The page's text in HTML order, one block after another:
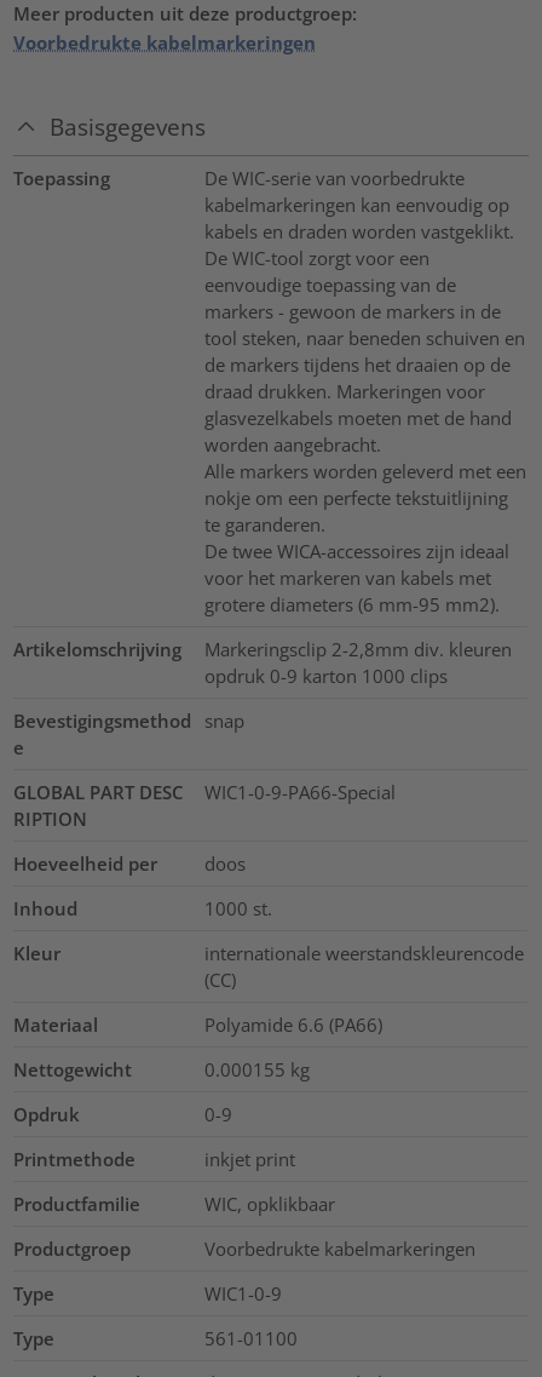
Meer producten uit deze productgroep:
Voorbedrukte kabelmarkeringen
Basisgegevens
Toepassing
De WIC-serie van voorbedrukte
kabelmarkeringen kan eenvoudig op
kabels en draden worden vastgeklikt.
De WIC-tool zorgt voor een
eenvoudige toepassing van de
markers - gewoon de markers in de
tool steken, naar beneden schuiven en
de markers tijdens het draaien op de
draad drukken. Markeringen voor
glasvezelkabels moeten met de hand
worden aangebracht.
Alle markers worden geleverd met een
nokje om een perfecte tekstuitlijning
te garanderen.
De twee WICA-accessoires zijn ideaal
voor het markeren van kabels met
grotere diameters (6 mm-95 mm2).
Artikelomschrijving
Markeringsclip 2-2,8mm div. kleuren
opdruk 0-9 karton 1000 clips
Bevestigingsmethod
e
snap
GLOBAL PART DESC
RIPTION
WIC1-0-9-PA66-Special
Hoeveelheid per
doos
Inhoud
1000 st.
Kleur
internationale weerstandskleurencode
(CC)
Materiaal
Polyamide 6.6 (PA66)
Nettogewicht
0.000155 kg
Opdruk
0-9
Printmethode
inkjet print
Productfamilie
WIC, opklikbaar
Productgroep
Voorbedrukte kabelmarkeringen
Type
WIC1-0-9
Type
561-01100